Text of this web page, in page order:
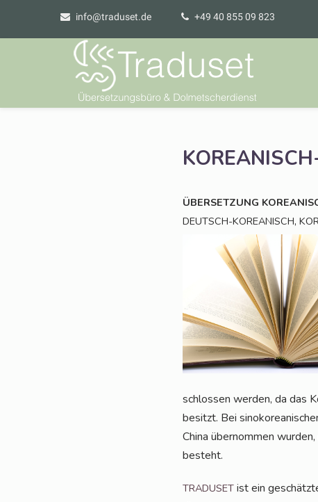
info@traduset.de +49 40 855 09 823
ÜBERSETZUNG
DEUTSCH-KOREANISCH,
schlos­sen wer­den, da das
besitzt. Bei
Chi­na über­nom­men
besteht.
TRADUSETist ein